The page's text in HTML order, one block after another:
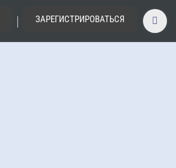
| ЗАРЕГИСТРИРОВАТЬСЯ